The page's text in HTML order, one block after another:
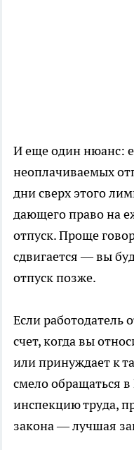
И еще один нюанс:
неоплачиваемых
дни сверх этого
дающего право на
отпуск. Проще
сдвигается — вы
отпуск позже.
Если работодатель
счет, когда вы
или принуждает к
смело обращаться
инспекцию труда,
закона — лучшая